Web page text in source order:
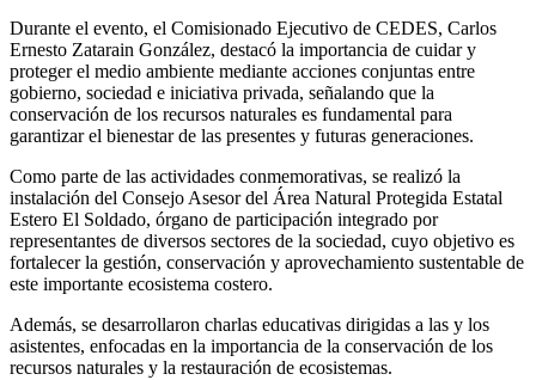
Durante el evento, el Comisionado Ejecutivo de CEDES, Carlos
Ernesto Zatarain González, destacó la importancia de cuidar y
proteger el medio ambiente mediante acciones conjuntas entre
gobierno, sociedad e iniciativa privada, señalando que la
conservación de los recursos naturales es fundamental para
garantizar el bienestar de las presentes y futuras generaciones.
Como parte de las actividades conmemorativas, se realizó la
instalación del Consejo Asesor del Área Natural Protegida Estatal
Estero El Soldado, órgano de participación integrado por
representantes de diversos sectores de la sociedad, cuyo objetivo es
fortalecer la gestión, conservación y aprovechamiento sustentable de
este importante ecosistema costero.
Además, se desarrollaron charlas educativas dirigidas a las y los
asistentes, enfocadas en la importancia de la conservación de los
recursos naturales y la restauración de ecosistemas.